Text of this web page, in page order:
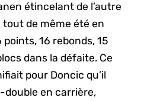
étincelant de l’autre
de même été en
16 rebonds, 15
dans la défaite. Ce
pour Doncic qu’il
en carrière,